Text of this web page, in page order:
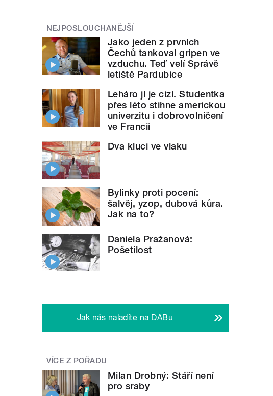
NEJPOSLOUCHANĚJŠÍ
Jako jeden z prvních
Čechů tankoval gripen ve
vzduchu. Teď velí Správě
letiště Pardubice
Leháro jí je cizí. Studentka
přes léto stihne americkou
univerzitu i dobrovolničení
ve Francii
Dva kluci ve vlaku
Bylinky proti pocení:
šalvěj, yzop, dubová kůra.
Jak na to?
Daniela Pražanová:
Pošetilost
Jak nás naladíte na DABu
VÍCE Z POŘADU
Milan Drobný: Stáří není
pro sraby